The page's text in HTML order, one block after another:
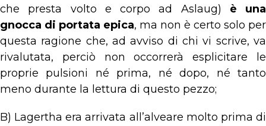
che presta volto e corpo ad Aslaug) è una
gnocca di portata epica, ma non è certo solo per
questa ragione che, ad avviso di chi vi scrive, va
rivalutata, perciò non occorrerà esplicitare le
proprie pulsioni né prima, né dopo, né tanto
meno durante la lettura di questo pezzo;
B) Lagertha era arrivata all’alveare molto prima di